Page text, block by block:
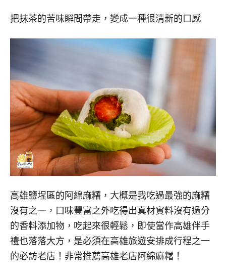
把抹茶的苦味瞬間帶走，變成一種很清新的口感
高雄鹽埕區的阿綿麻糬，大概是我吃過最強的麻糬
沒有之一，口味豐富之外吃得出真材實料沒有過分
的香料添加物，吃起來很輕鬆，即使當作高雄伴手
禮也落落大方，是必須在高雄旅遊安排成行程之一
的必訪老店！非常推薦高雄老店阿綿麻糬！